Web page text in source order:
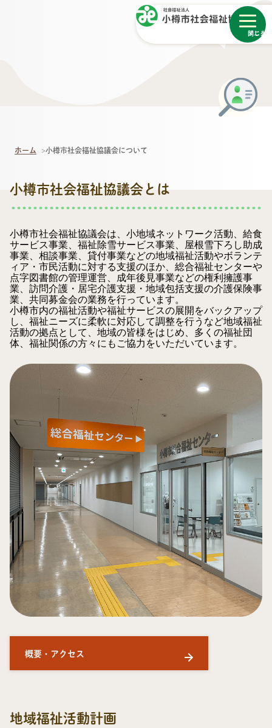
メニュー
閉じる
ホーム 小樽市社会福祉協議会について
小樽市社会福祉協議会とは
小樽市社会福祉協議会は、小地域ネットワーク活動、給食
サービス事業、福祉除雪サービス事業、屋根雪下ろし助成
事業、相談事業、貸付事業などの地域福祉活動やボランテ
ィア・市民活動に対する支援のほか、総合福祉センターや
点字図書館の管理運営、成年後見事業などの権利擁護事
業、訪問介護・居宅介護支援・地域包括支援の介護保険事
業、共同募金会の業務を行っています。
小樽市内の福祉活動や福祉サービスの展開をバックアップ
し、福祉ニーズに柔軟に対応して調整を行うなど地域福祉
活動の拠点として、地域の皆様をはじめ、多くの福祉団
体、福祉関係の方々にもご協力をいただいています。
概要・アクセス
地域福祉活動計画